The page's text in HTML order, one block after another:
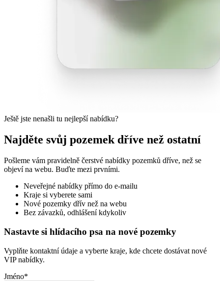
Ještě jste nenašli tu nejlepší nabídku?
Najděte svůj pozemek dříve než ostatní
Pošleme vám pravidelně čerstvé nabídky pozemků dříve, než se
objeví na webu. Buďte mezi prvními.
Neveřejné nabídky přímo do e-mailu
Kraje si vyberete sami
Nové pozemky dřív než na webu
Bez závazků, odhlášení kdykoliv
Nastavte si hlídacího psa na nové pozemky
Vyplňte kontaktní údaje a vyberte kraje, kde chcete dostávat nové
VIP nabídky.
Jméno*